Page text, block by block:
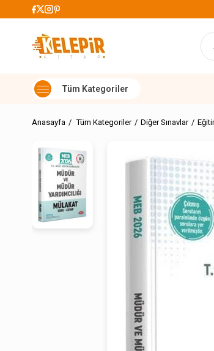
899 TL
Anasayfa Tüm Kategoriler Diğer Sınavlar